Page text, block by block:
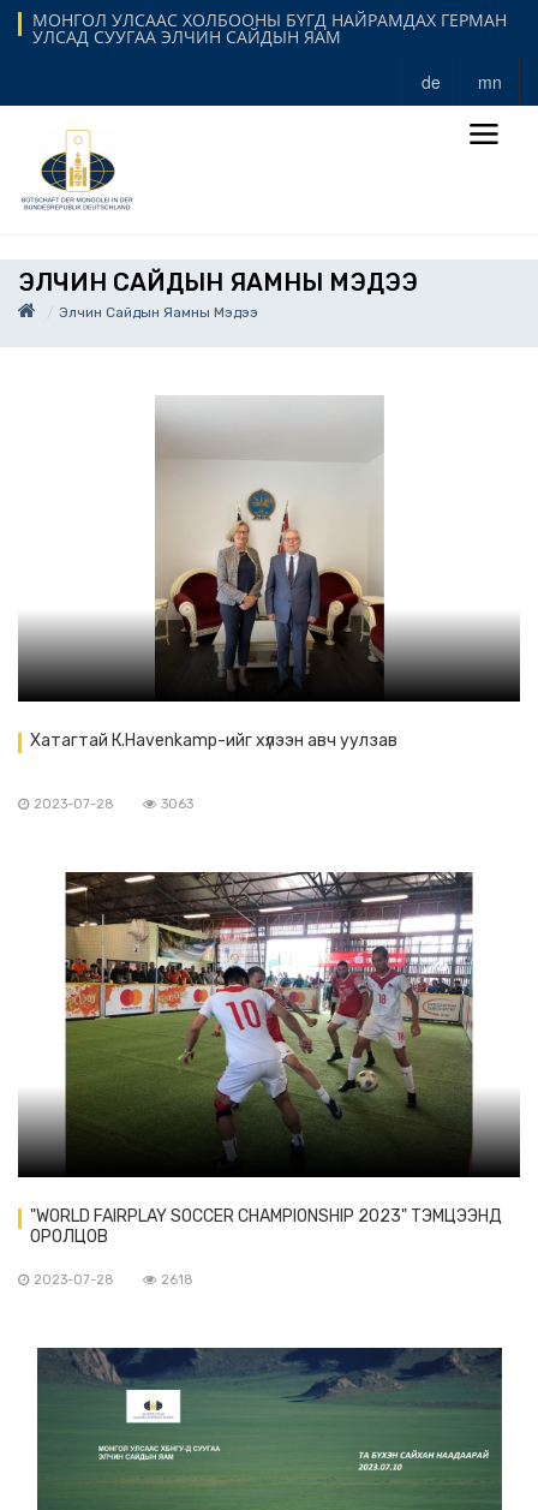
МОНГОЛ УЛСААС ХОЛБООНЫ БҮГД НАЙРАМДАХ ГЕРМАН
УЛСАД СУУГАА ЭЛЧИН САЙДЫН ЯАМ
de mn
ЭЛЧИН САЙДЫН ЯАМНЫ МЭДЭЭ
Элчин Сайдын Яамны Мэдээ
Хатагтай К.Havenkamp-ийг хүлээн авч уулзав
2023-07-28 3063
"WORLD FAIRPLAY SOCCER CHAMPIONSHIP 2023" ТЭМЦЭЭНД
ОРОЛЦОВ
2023-07-28 2618